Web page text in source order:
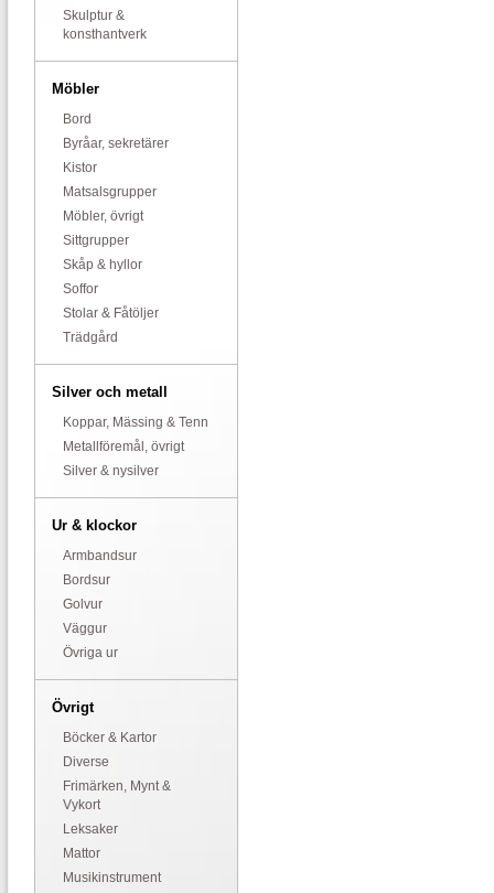
Skulptur &
konsthantverk
Möbler
Bord
Byråar, sekretärer
Kistor
Matsalsgrupper
Möbler, övrigt
Sittgrupper
Skåp & hyllor
Soffor
Stolar & Fåtöljer
Trädgård
Silver och metall
Koppar, Mässing & Tenn
Metallföremål, övrigt
Silver & nysilver
Ur & klockor
Armbandsur
Bordsur
Golvur
Väggur
Övriga ur
Övrigt
Böcker & Kartor
Diverse
Frimärken, Mynt &
Vykort
Leksaker
Mattor
Musikinstrument